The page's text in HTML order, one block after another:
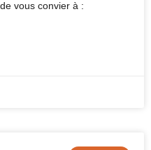
vous convier à :